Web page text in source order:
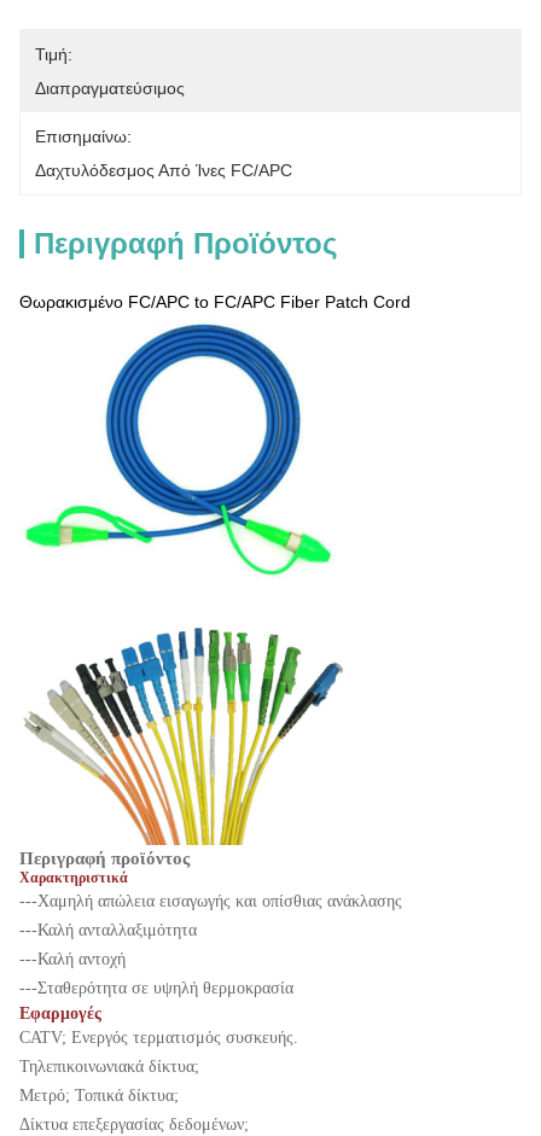
Τιμή:
Διαπραγματεύσιμος
Επισημαίνω:
Δαχτυλόδεσμος Από Ίνες FC/APC
Περιγραφή Προϊόντος
Θωρακισμένο FC/APC to FC/APC Fiber Patch Cord
Περιγραφή προϊόντος
Χαρακτηριστικά
---Χαμηλή απώλεια εισαγωγής και οπίσθιας ανάκλασης
---Καλή ανταλλαξιμότητα
---Καλή αντοχή
---Σταθερότητα σε υψηλή θερμοκρασία
Εφαρμογές
CATV; Ενεργός τερματισμός συσκευής.
Τηλεπικοινωνιακά δίκτυα;
Μετρό; Τοπικά δίκτυα;
Δίκτυα επεξεργασίας δεδομένων;